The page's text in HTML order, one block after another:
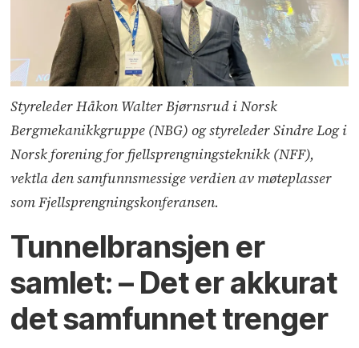
Styreleder Håkon Walter Bjørnsrud i Norsk
Bergmekanikkgruppe (NBG) og styreleder Sindre Log i
Norsk forening for fjellsprengningsteknikk (NFF),
vektla den samfunnsmessige verdien av møteplasser
som Fjellsprengningskonferansen.
Tunnelbransjen er
samlet: – Det er akkurat
det samfunnet trenger